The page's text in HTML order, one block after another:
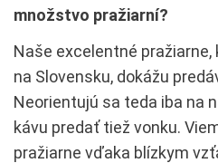
množstvo pražiarní?
Naše excelentné
na Slovensku, dokážu
Neorientujú sa teda iba na
kávu predať tiež vonku.
pražiarne vďaka blízkym